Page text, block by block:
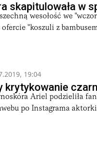
skapitulowała w
wesołość we
"koszuli z
19:04
krytykowanie
Ariel podzieliła
po Instagrama